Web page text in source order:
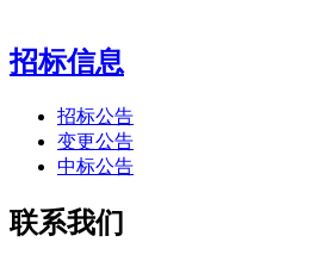
招标信息
招标公告
变更公告
中标公告
联系我们